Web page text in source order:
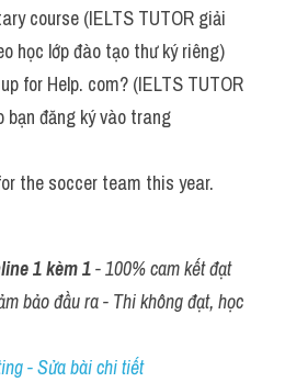
course (IELTS TUTOR giải
học lớp đào tạo thư ký riêng)
for Help. com? (IELTS TUTOR
đăng ký vào trang
the soccer team this year.
1 kèm 1 - 100% cam kết đạt
bảo đầu ra - Thi không đạt, học
- Sửa bài chi tiết